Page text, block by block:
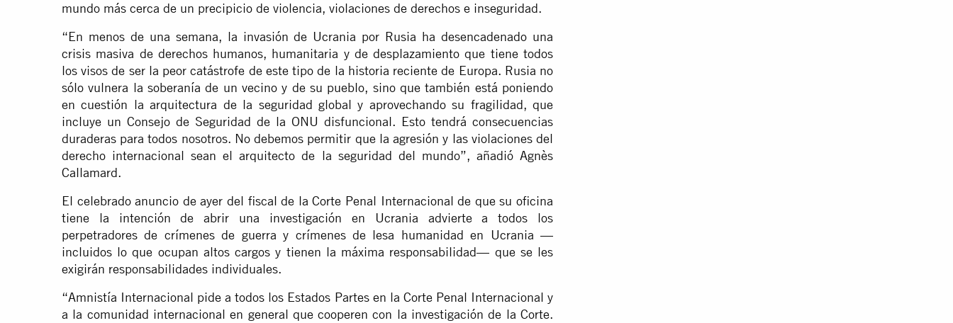
mundo más cerca de un precipicio de violencia, violaciones de derechos e inseguridad.
“En menos de una semana, la invasión de Ucrania por Rusia ha desencadenado una
crisis masiva de derechos humanos, humanitaria y de desplazamiento que tiene todos
los visos de ser la peor catástrofe de este tipo de la historia reciente de Europa. Rusia no
sólo vulnera la soberanía de un vecino y de su pueblo, sino que también está poniendo
en cuestión la arquitectura de la seguridad global y aprovechando su fragilidad, que
incluye un Consejo de Seguridad de la ONU disfuncional. Esto tendrá consecuencias
duraderas para todos nosotros. No debemos permitir que la agresión y las violaciones del
derecho internacional sean el arquitecto de la seguridad del mundo”, añadió Agnès
Callamard.
El celebrado anuncio de ayer del fiscal de la Corte Penal Internacional de que su oficina
tiene la intención de abrir una investigación en Ucrania advierte a todos los
perpetradores de crímenes de guerra y crímenes de lesa humanidad en Ucrania —
incluidos lo que ocupan altos cargos y tienen la máxima responsabilidad— que se les
exigirán responsabilidades individuales.
“Amnistía Internacional pide a todos los Estados Partes en la Corte Penal Internacional y
a la comunidad internacional en general que cooperen con la investigación de la Corte.